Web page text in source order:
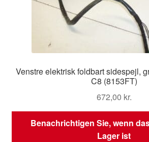
Venstre elektrisk foldbart sidespejl,
C8 (8153FT)
672,00 kr.
Benachrichtigen Sie, wenn
Lager ist